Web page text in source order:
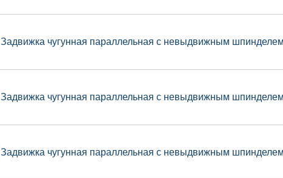
Задвижка чугунная параллельная с невыдвижным
Задвижка чугунная параллельная с невыдвижным
Задвижка чугунная параллельная с невыдвижным